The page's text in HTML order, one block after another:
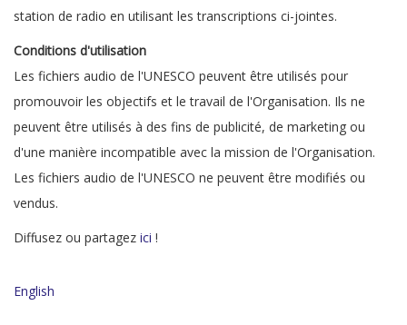
station de radio en utilisant les transcriptions ci-jointes.
Conditions d'utilisation
Les fichiers audio de l'UNESCO peuvent être utilisés pour
promouvoir les objectifs et le travail de l'Organisation. Ils ne
peuvent être utilisés à des fins de publicité, de marketing ou
d'une manière incompatible avec la mission de l'Organisation.
Les fichiers audio de l'UNESCO ne peuvent être modifiés ou
vendus.
Diffusez ou partagez ici !
English